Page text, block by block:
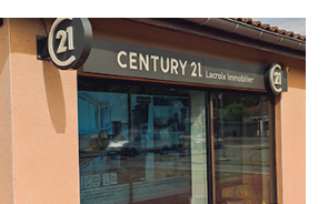
21 Lacroix Immobilier
"Verte Campagne"
FALGARDE - 31120
Envoyer un message